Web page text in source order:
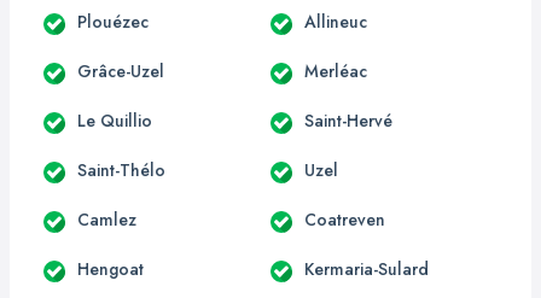
Plouézec Allineuc
Grâce-Uzel Merléac
Le Quillio Saint-Hervé
Saint-Thélo Uzel
Camlez Coatreven
Hengoat Kermaria-Sulard